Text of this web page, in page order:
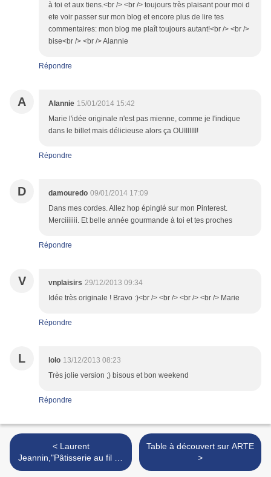
à toi et aux tiens.<br /> <br /> toujours très plaisant pour moi d
ete voir passer sur mon blog et encore plus de lire tes
commentaires: mon blog me plaît toujours autant!<br /> <br />
bise<br /> <br /> Alannie
Répondre
A Alannie 15/01/2014 15:42
Marie l'idée originale n'est pas mienne, comme je l'indique
dans le billet mais délicieuse alors ça OUIIIIIII!
Répondre
D damouredo 09/01/2014 17:09
Dans mes cordes. Allez hop épinglé sur mon Pinterest.
Merciiiiiii. Et belle année gourmande à toi et tes proches
Répondre
V vnplaisirs 29/12/2013 09:34
Idée très originale ! Bravo :)<br /> <br /> <br /> <br /> Marie
Répondre
L lolo 13/12/2013 08:23
Très jolie version ;) bisous et bon weekend
Répondre
< Laurent
Jeannin,"Pâtisserie au fil du
jour"
Table à découvert sur ARTE
>